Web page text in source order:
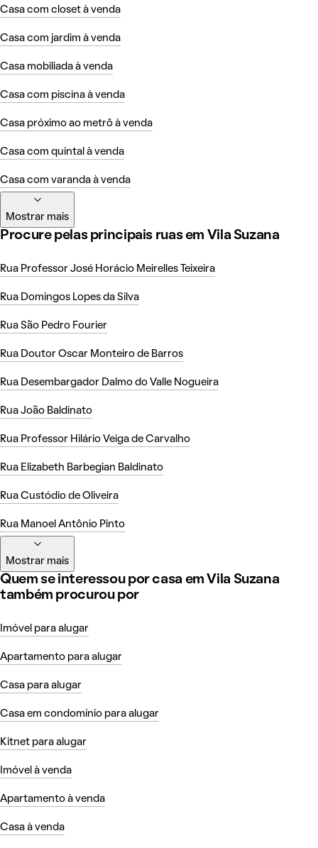
Casa com closet à venda
Casa com jardim à venda
Casa mobiliada à venda
Casa com piscina à venda
Casa próximo ao metrô à venda
Casa com quintal à venda
Casa com varanda à venda
Mostrar mais
Procure pelas principais ruas em Vila Suzana
Rua Professor José Horácio Meirelles Teixeira
Rua Domingos Lopes da Silva
Rua São Pedro Fourier
Rua Doutor Oscar Monteiro de Barros
Rua Desembargador Dalmo do Valle Nogueira
Rua João Baldinato
Rua Professor Hilário Veiga de Carvalho
Rua Elizabeth Barbegian Baldinato
Rua Custódio de Oliveira
Rua Manoel Antônio Pinto
Mostrar mais
Quem se interessou por casa em Vila Suzana
também procurou por
Imóvel para alugar
Apartamento para alugar
Casa para alugar
Casa em condomínio para alugar
Kitnet para alugar
Imóvel à venda
Apartamento à venda
Casa à venda